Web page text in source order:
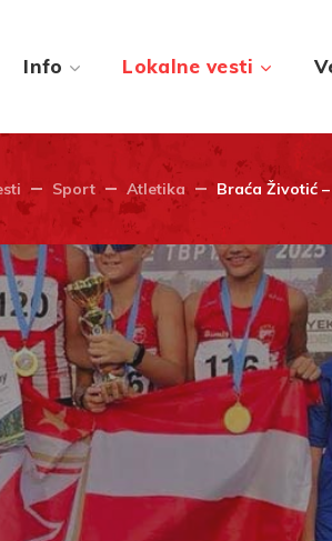
Info Lokalne vesti
Sport Atletika Braća Životić